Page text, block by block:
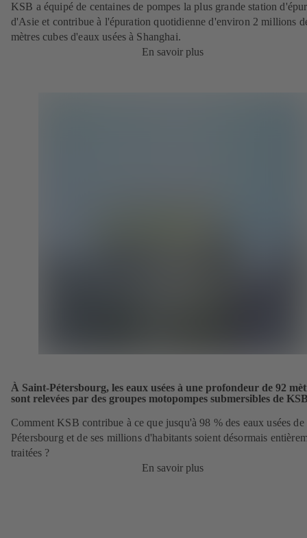
KSB a équipé de centaines de pompes la plus grande station
d'Asie et contribue à l'épuration quotidienne d'environ 2 millions
mètres cubes d'eaux usées à Shanghai.
En savoir plus
À Saint-Pétersbourg, les eaux usées à une profondeur de 92
sont relevées par des groupes motopompes submersibles de
Comment KSB contribue à ce que jusqu'à 98 % des eaux usées de
Pétersbourg et de ses millions d'habitants soient désormais
traitées ?
En savoir plus